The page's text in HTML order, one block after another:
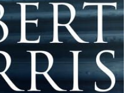
512 Seiten
ISBN: 978-3-
45327372-6